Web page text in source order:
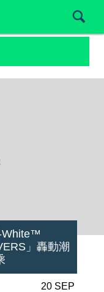
White™
」轟動潮
20 SEP